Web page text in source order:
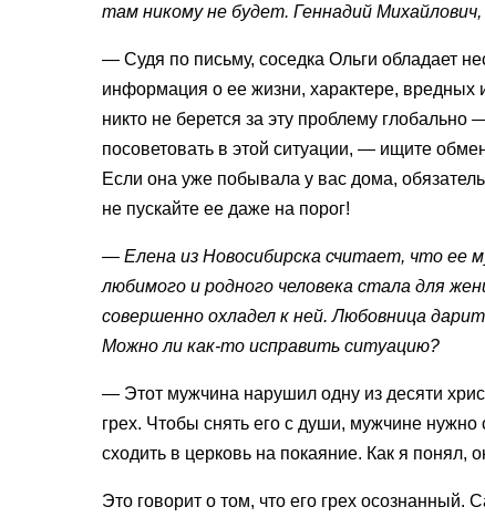
там никому не будет. Геннадий
— Судя по письму, соседка Ольги обладает
информация о ее жизни, характере,
никто не берется за эту проблему глобально
посоветовать в этой ситуации, — ищите
Если она уже побывала у вас дома,
не пускайте ее даже на порог!
— Елена из Новосибирска считает, что ее
любимого и родного человека стала для
совершенно охладел к ней. Любовница
Можно ли как-то исправить ситуацию?
— Этот мужчина нарушил одну из десяти
грех. Чтобы снять его с души, мужчине нужно
сходить в церковь на покаяние. Как я понял,
Это говорит о том, что его грех осознанный.